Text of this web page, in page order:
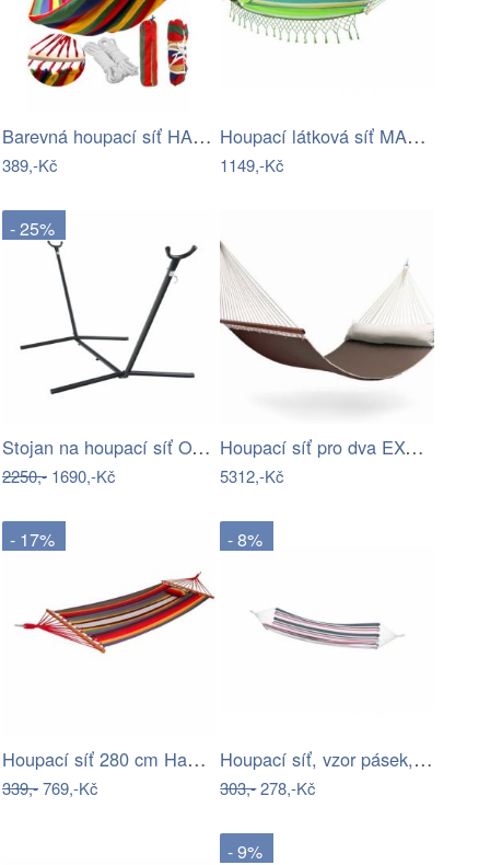
Barevná houpací síť HAMAK pro 2 osoby…
389,-Kč
Houpací látková síť MAXI pro 2 osoby,…
1149,-Kč
- 25%
Stojan na houpací síť OTAN NEW TYP 1…
2250,- 1690,-Kč
Houpací síť pro dva EXCLUSIVE
5312,-Kč
- 17%
Houpací síť 280 cm Hawaii – Garden…
339,-769,-Kč
- 8%
Houpací síť, vzor pásek, HAVANA - single
303,-278,-Kč
- 9%